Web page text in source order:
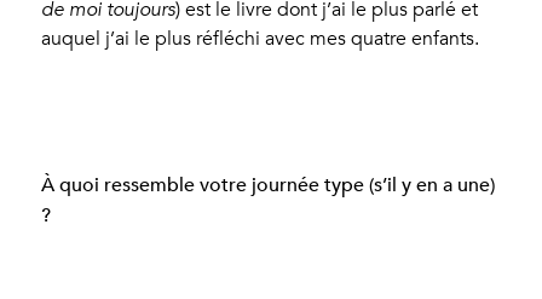
de moi toujours) est le livre dont j’ai le plus parlé et
auquel j’ai le plus réfléchi avec mes quatre enfants.
À quoi ressemble votre journée type (s’il y en a une)
?